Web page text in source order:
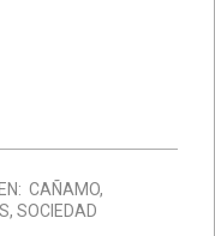
CAÑAMO,
, SOCIEDAD